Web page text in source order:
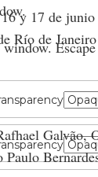
y 17 de junio
Río de
Galvão,